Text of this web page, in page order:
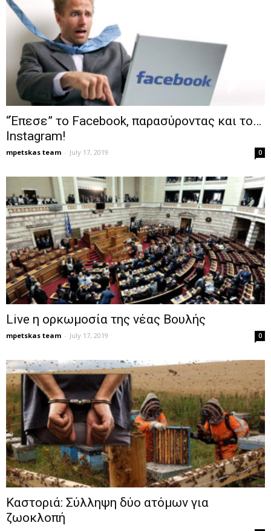
“Έπεσε” το Facebook, παρασύροντας και το…
Instagram!
mpetskas team - July 17, 2019 0
Live η ορκωμοσία της νέας Βουλής
mpetskas team - July 17, 2019 0
Καστοριά: Σύλληψη δύο ατόμων για
ζωοκλοπή